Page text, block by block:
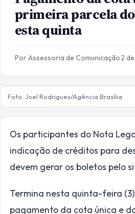
primeira parcela
esta quinta
Por Assessoria de Comunicação·2
Foto: Joel Rodrigues/Agência Brasília
Os participantes do Nota
indicação de créditos para
devem gerar os boletos pelo
Termina nesta quinta-feira
pagamento da cota única e